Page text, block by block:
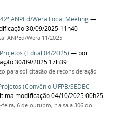
ANPEd/Wera Focal Meeting—
30/09/2025 11h40
ANPEd/Wera 11/2025
(Edital 04/2025) — por
30/09/2025 17h39
para solicitação de reconsideração
(Convênio UFPB/SEDEC-
modificação 04/10/2025 00h25
feira, 6 de outubro, na sala 306 do